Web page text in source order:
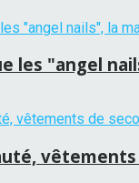
les "angel